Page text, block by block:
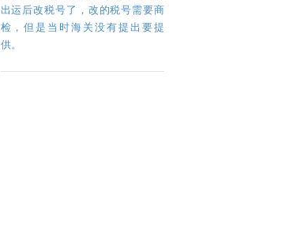
出运后改税号了，改的税号需要商
检，但是当时海关没有提出要提
供。